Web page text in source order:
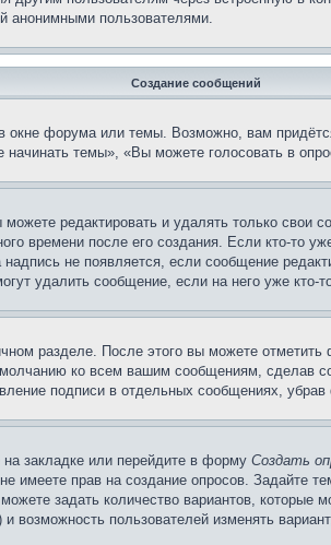
анонимными пользователями.
Создание сообщений
форума или темы. Возможно, вам
темы», «Вы можете голосовать в
редактировать и удалять только свои
времени после его создания. Если кто-то
не появляется, если сообщение
удалить сообщение, если на него уже кто-
разделе. После этого вы можете отметить
ко всем вашим сообщениям, сделав
подписи в отдельных сообщениях,
закладке или перейдите в форму Создать
имеете прав на создание опросов. Задайте
задать количество вариантов,
возможность пользователей изменять